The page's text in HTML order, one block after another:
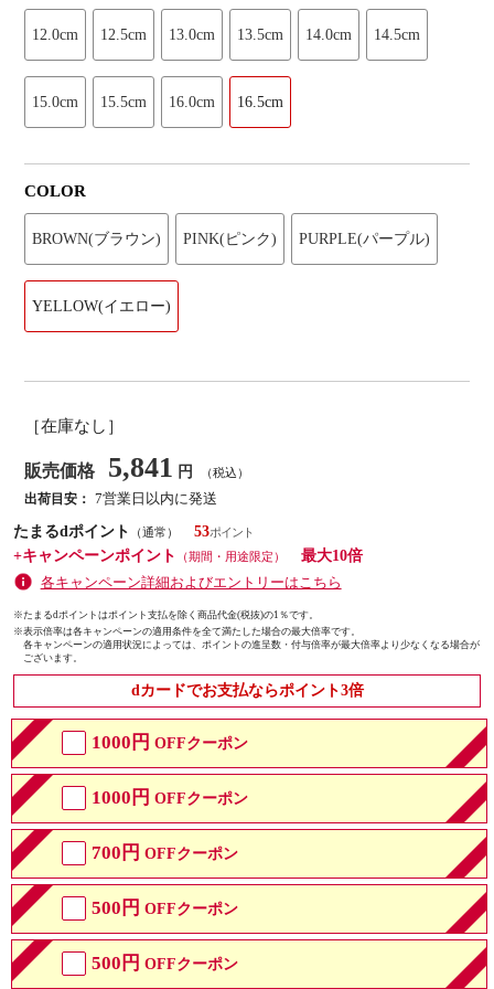
12.0cm 12.5cm 13.0cm 13.5cm 14.0cm 14.5cm
15.0cm 15.5cm 16.0cm 16.5cm
COLOR
BROWN(ブラウン) PINK(ピンク) PURPLE(パープル)
YELLOW(イエロー)
［在庫なし］
販売価格 5,841 円 （税込）
出荷目安： 7営業日以内に発送
たまるdポイント
（通常）
53
+キャンペーンポイント
（期間・用途限定）
最大10倍
各キャンペーン詳細およびエントリーはこちら
※たまるdポイントはポイント支払を除く商品代金(税抜)の1％です。
※表示倍率は各キャンペーンの適用条件を全て満たした場合の最大倍率です。
各キャンペーンの適用状況によっては、ポイントの進呈数・付与倍率が最大倍率より少なくなる場合が
ございます。
dカードでお支払ならポイント3倍
1000円 OFFクーポン
1000円 OFFクーポン
700円 OFFクーポン
500円 OFFクーポン
500円 OFFクーポン